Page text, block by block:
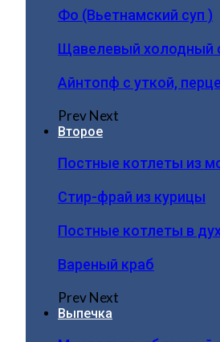
Фо (Вьетнамский суп )
Щавелевый холодный
Айнтопф с уткой,
PrevNext
Второе
Постные котлеты из
Стир-фрай из курицы
Постные котлеты в
Вареный краб
PrevNext
Выпечка